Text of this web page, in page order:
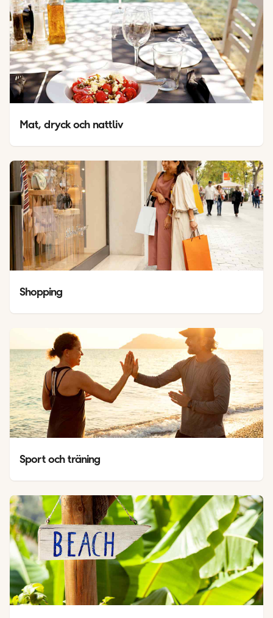
Mat, dryck och nattliv
Shopping
Sport och träning